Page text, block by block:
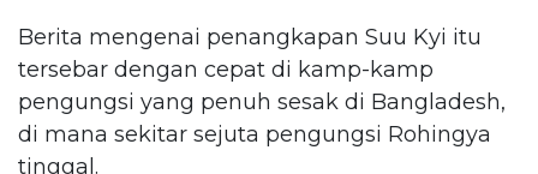
Berita mengenai penangkapan Suu Kyi itu
tersebar dengan cepat di kamp-kamp
pengungsi yang penuh sesak di Bangladesh,
di mana sekitar sejuta pengungsi Rohingya
tinggal.